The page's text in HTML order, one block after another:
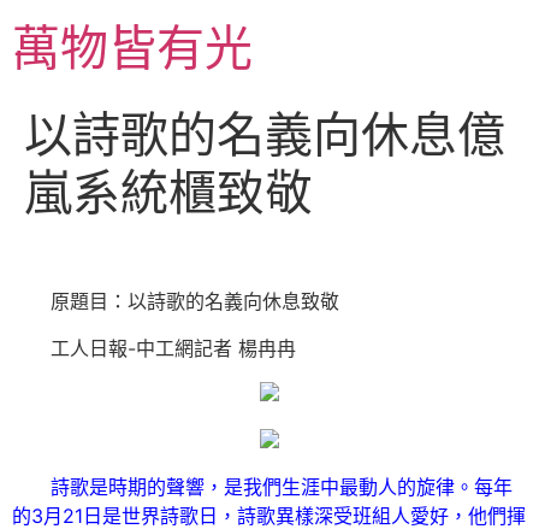
主萬物皆有光
以詩歌的名義向休息億
嵐系統櫃致敬
原題目：以詩歌的名義向休息致敬
工人日報-中工網記者 楊冉冉
詩歌是時期的聲響，是我們生涯中最動人的旋律。每年
的3月21日是世界詩歌日，詩歌異樣深受班組人愛好，他們揮